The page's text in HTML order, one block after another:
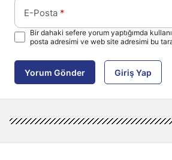
E-Posta *
Bir dahaki sefere yorum yaptığımda
posta adresimi ve web site adresimi bu
Yorum Gönder Giriş Yap